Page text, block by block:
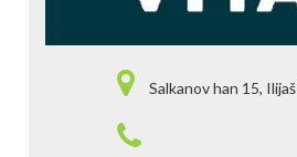
Salkanov han 15, Ilijaš